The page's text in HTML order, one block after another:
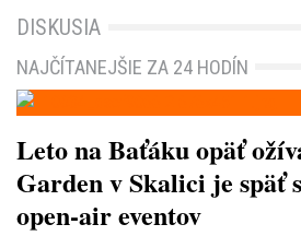
DISKUSIA
NAJČÍTANEJŠIE ZA 24 HODÍN
Leto na Baťáku opäť
Garden v Skalici je späť
open-air eventov